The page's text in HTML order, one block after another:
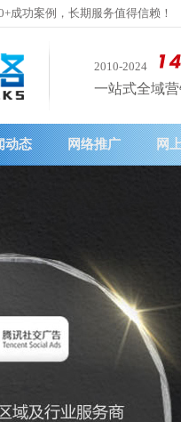
成功案例，长期服务值得信赖！
2010-2024
一站式全域营
动态 网络推广 网